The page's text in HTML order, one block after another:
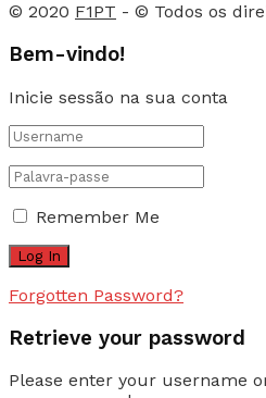
© 2020 F1PT - © Todos os
Bem-vindo!
Inicie sessão na sua conta
Remember Me
Forgotten Password?
Retrieve your password
Please enter your username